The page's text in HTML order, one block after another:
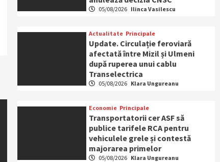
05/08/2026 Ilinca Vasilescu
Actualitate Principale
Update. Circulație feroviară
afectată între Mizil și Ulmeni
după ruperea unui cablu
Transelectrica
05/08/2026 Klara Ungureanu
Economie Principale
Transportatorii cer ASF să
publice tarifele RCA pentru
vehiculele grele și contestă
majorarea primelor
05/08/2026 Klara Ungureanu